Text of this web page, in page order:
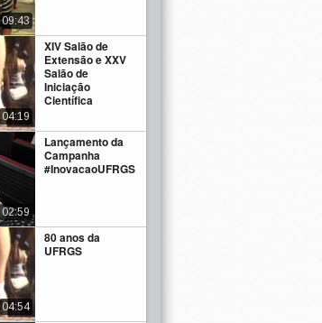
09:43
XIV Salão de
Extensão e XXV
Salão de
Iniciação
Científica
04:19
Lançamento da
Campanha
#InovacaoUFRGS
02:59
80 anos da
UFRGS
04:54